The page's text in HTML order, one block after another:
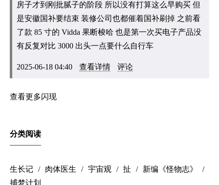
房子才到刚批腻子的阶段 所以没有打算这么早购买 但
是安徽国补要结束 装修公司也都催着国补刷掉 之前看
了款 85 寸的 Vidda 果断梭哈 也是第一次买电子产品没
有反复对比 3000 出头一点要什么自行车
2025-06-18 04:40 查看详情 评论
查看更多闪现
分类阅读
生长记 肉体医生 宇宙观 扯
新编《怪物志》
捕梦计划